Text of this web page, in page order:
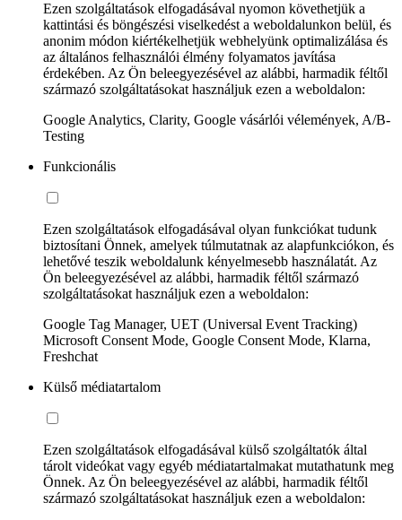
Ezen szolgáltatások elfogadásával nyomon követhetjük a
kattintási és böngészési viselkedést a weboldalunkon belül, és
anonim módon kiértékelhetjük webhelyünk optimalizálása és
az általános felhasználói élmény folyamatos javítása
érdekében. Az Ön beleegyezésével az alábbi, harmadik féltől
származó szolgáltatásokat használjuk ezen a weboldalon:
Google Analytics, Clarity, Google vásárlói vélemények, A/B-
Testing
Funkcionális
Ezen szolgáltatások elfogadásával olyan funkciókat tudunk
biztosítani Önnek, amelyek túlmutatnak az alapfunkciókon, és
lehetővé teszik weboldalunk kényelmesebb használatát. Az
Ön beleegyezésével az alábbi, harmadik féltől származó
szolgáltatásokat használjuk ezen a weboldalon:
Google Tag Manager, UET (Universal Event Tracking)
Microsoft Consent Mode, Google Consent Mode, Klarna,
Freshchat
Külső médiatartalom
Ezen szolgáltatások elfogadásával külső szolgáltatók által
tárolt videókat vagy egyéb médiatartalmakat mutathatunk meg
Önnek. Az Ön beleegyezésével az alábbi, harmadik féltől
származó szolgáltatásokat használjuk ezen a weboldalon: